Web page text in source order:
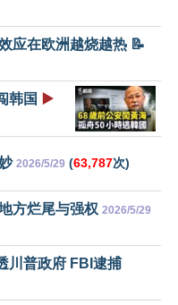
应在欧洲越烧越热 📝
韩国 ▶️
2026/5/29 (63,787次)
方烂尾与强权 2026/5/29
川普政府 FBI逮捕